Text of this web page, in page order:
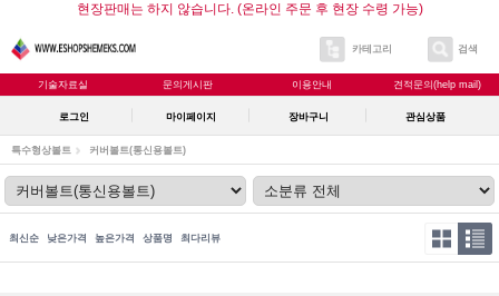
현장판매는 하지 않습니다. (온라인 주문 후 현장 수령 가능)
카테고리 검색
기술자료실 문의게시판 이용안내 견적문의(help mail)
로그인 마이페이지 장바구니 관심상품
특수형상볼트 커버볼트(통신용볼트)
최신순 낮은가격 높은가격 상품명 최다리뷰